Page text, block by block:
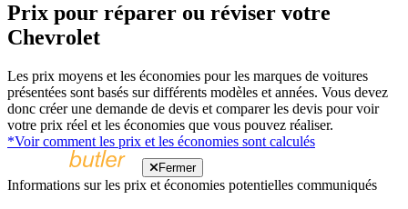
Prix pour réparer ou réviser votre
Chevrolet
Les prix moyens et les économies pour les marques de voitures
présentées sont basés sur différents modèles et années. Vous devez
donc créer une demande de devis et comparer les devis pour voir
votre prix réel et les économies que vous pouvez réaliser.
*Voir comment les prix et les économies sont calculés
Fermer
Informations sur les prix et économies potentielles communiqués